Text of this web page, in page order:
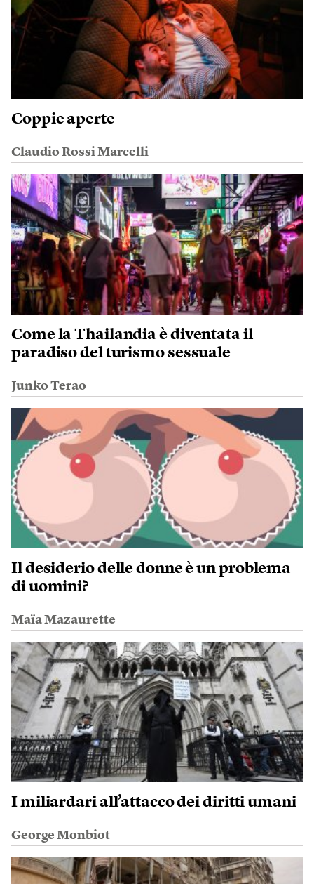
Coppie aperte
Claudio Rossi Marcelli
Come la Thailandia è diventata il
paradiso del turismo sessuale
Junko Terao
Il desiderio delle donne è un problema
di uomini?
Maïa Mazaurette
I miliardari all’attacco dei diritti umani
George Monbiot